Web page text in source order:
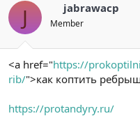
J jabrawacp
Member
<a href="https://
rib/">как коптить
https://protandyry.ru/